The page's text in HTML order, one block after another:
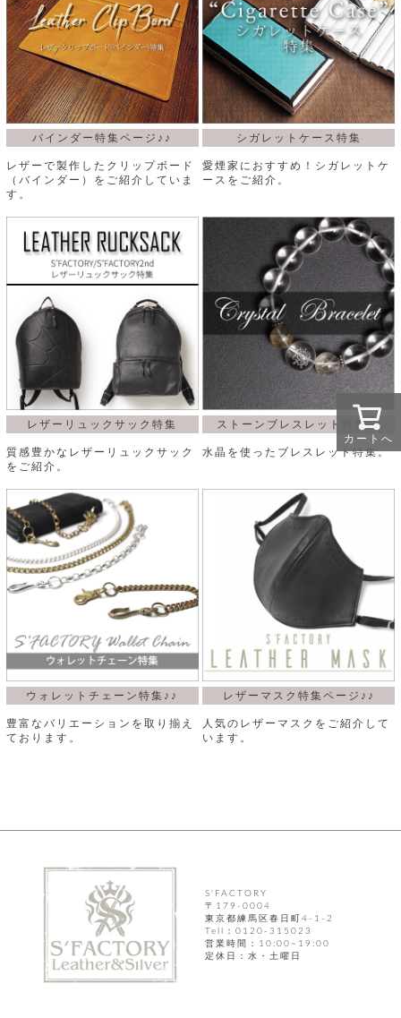
カートへ
バインダー特集ページ♪♪
レザーで製作したクリップボード
（バインダー）をご紹介していま
す。
シガレットケース特集
愛煙家におすすめ！シガレットケ
ースをご紹介。
レザーリュックサック特集
質感豊かなレザーリュックサック
をご紹介。
ストーンブレスレット特集♪♪
水晶を使ったブレスレット特集。
ウォレットチェーン特集♪♪
豊富なバリエーションを取り揃え
ております。
レザーマスク特集ページ♪♪
人気のレザーマスクをご紹介して
います。
S'FACTORY
〒179-0004
東京都練馬区春日町4-1-2
Tell：0120-315023
営業時間：10:00~19:00
定休日：水・土曜日